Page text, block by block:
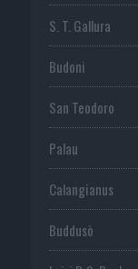
S. T. Gallura
Budoni
San Teodoro
Palau
Calangianus
Buddusò